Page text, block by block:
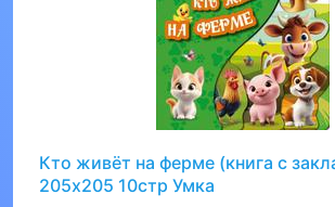
Кто живёт на ферме (книга с
205х205 10стр Умка